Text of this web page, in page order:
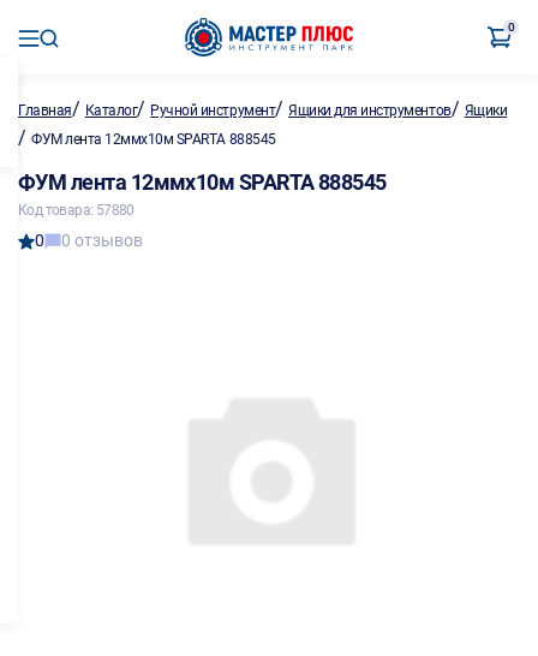
0
Главная/ Каталог/ Ручной инструмент/Ящики для инструментов/ Ящики
/ ФУМ лента 12ммх10м SPARTA 888545
ФУМ лента 12ммх10м SPARTA 888545
Код товара: 57880
0 0 отзывов